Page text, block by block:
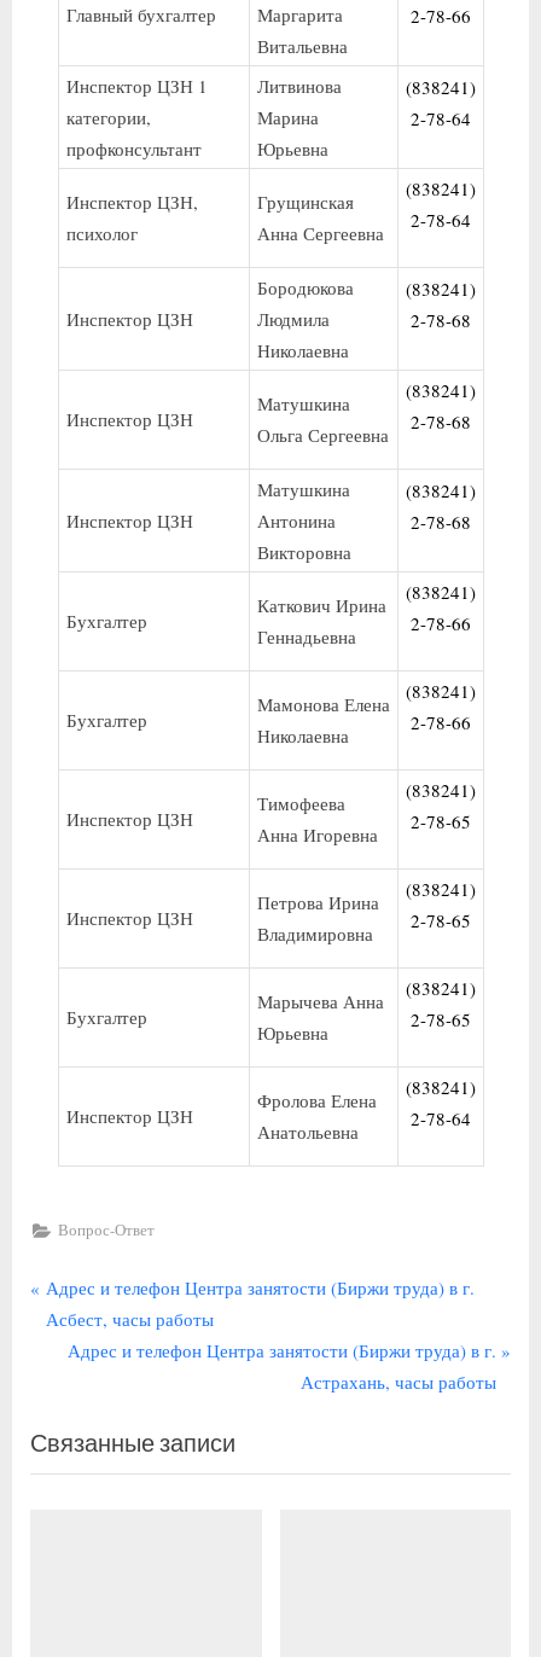
Главный бухгалтер
Маргарита
Витальевна
2-78-66
Инспектор ЦЗН 1
категории,
профконсультант
Литвинова
Марина
Юрьевна
(838241)
2-78-64
Инспектор ЦЗН,
психолог
Грущинская
Анна Сергеевна
(838241)
2-78-64
Инспектор ЦЗН
Бородюкова
Людмила
Николаевна
(838241)
2-78-68
Инспектор ЦЗН
Матушкина
Ольга Сергеевна
(838241)
2-78-68
Инспектор ЦЗН
Матушкина
Антонина
Викторовна
(838241)
2-78-68
Бухгалтер
Каткович Ирина
Геннадьевна
(838241)
2-78-66
Бухгалтер
Мамонова Елена
Николаевна
(838241)
2-78-66
Инспектор ЦЗН
Тимофеева
Анна Игоревна
(838241)
2-78-65
Инспектор ЦЗН
Петрова Ирина
Владимировна
(838241)
2-78-65
Бухгалтер
Марычева Анна
Юрьевна
(838241)
2-78-65
Инспектор ЦЗН
Фролова Елена
Анатольевна
(838241)
2-78-64
Вопрос-Ответ
Навигация
по
записям
П
р
д
у
Адрес и телефон Центра занятости (Биржи труда) в г.
Асбест, часы работы
С
д
у
Адрес и телефон Центра занятости (Биржи труда) в г.
Астрахань, часы работы
Связанные записи